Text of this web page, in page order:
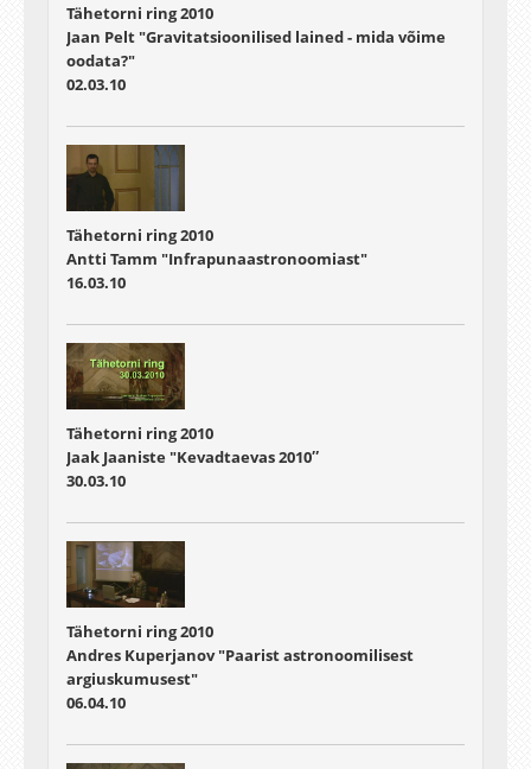
Tähetorni ring 2010
Jaan Pelt "Gravitatsioonilised lained - mida võime
oodata?"
02.03.10
Tähetorni ring 2010
Antti Tamm "Infrapunaastronoomiast"
16.03.10
Tähetorni ring 2010
Jaak Jaaniste "Kevadtaevas 2010″
30.03.10
Tähetorni ring 2010
Andres Kuperjanov "Paarist astronoomilisest
argiuskumusest"
06.04.10